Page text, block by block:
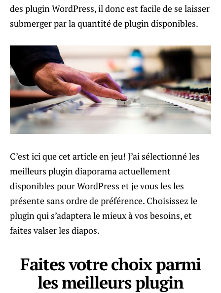
des plugin WordPress, il donc est facile de se laisser
submerger par la quantité de plugin disponibles.
C’est ici que cet article en jeu! J’ai sélectionné les
meilleurs plugin diaporama actuellement
disponibles pour WordPress et je vous les les
présente sans ordre de préférence. Choisissez le
plugin qui s’adaptera le mieux à vos besoins, et
faites valser les diapos.
Faites votre choix parmi
les meilleurs plugin